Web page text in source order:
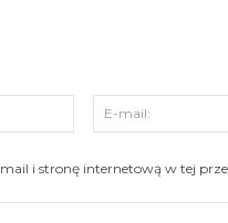
Podpis:
i stronę internetową w tej